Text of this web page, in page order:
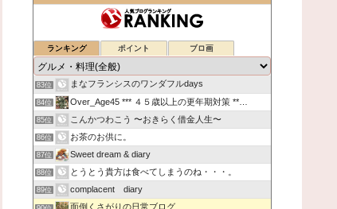
ランキング ポイント ブロ画
83位 まなフランシスのワンダフルdays
84位 Over_Age45 *** ４５歳以上の更年期対策 **…
85位 こんかつわこう 〜おきらく借金人生〜
86位 お茶のお供に。
87位 Sweet dream & diary
88位 とうとう貴方は食べてしまうのね・・・。
89位 complacent diary
面倒くさがりの日常ブログ